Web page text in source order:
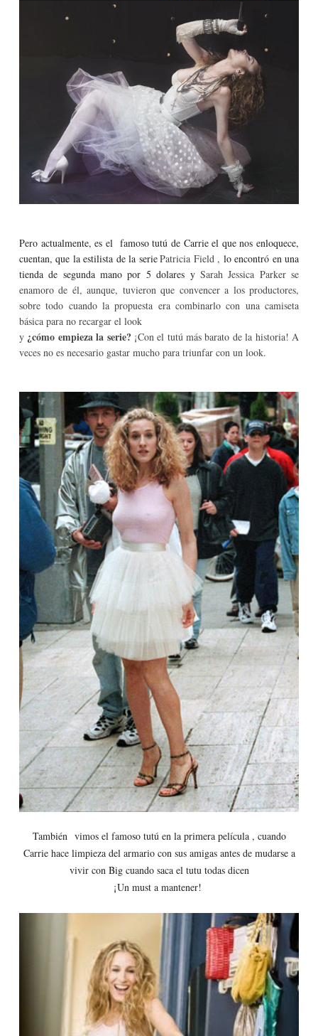
Pero actualmente, es el famoso tutú de Carrie el que nos enloquece,
cuentan, que la estilista de la seriePatricia Field , lo encontró en una
tienda de segunda mano por 5 dolares y Sarah Jessica Parker se
enamoro de él, aunque, tuvieron que convencer a los productores,
sobre todo cuando la propuesta era combinarlo con una camiseta
básica para no recargar el look
y ¿cómo empieza la serie?¡Con el tutú más barato de la historia! A
veces no es necesario gastar mucho para triunfar con un look.
También vimos el famoso tutú en la primera película , cuando
Carrie hace limpieza del armario con sus amigas antes de mudarse a
vivir con Big cuando saca el tutu todas dicen
¡Un must a mantener!